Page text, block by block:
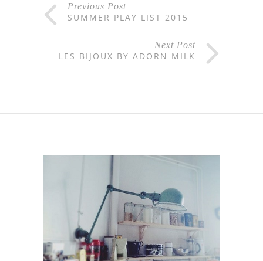
Previous Post
SUMMER PLAY LIST 2015
Next Post
LES BIJOUX BY ADORN MILK